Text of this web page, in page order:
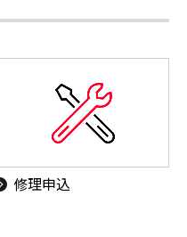
修理申込